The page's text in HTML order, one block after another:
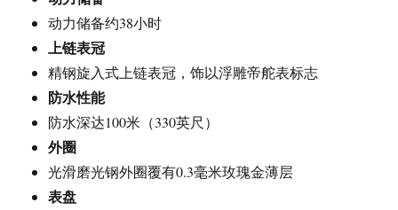
动力储备约38小时
上链表冠
精钢旋入式上链表冠，饰以浮雕帝舵表标志
防水性能
防水深达100米（330英尺）
外圈
光滑磨光钢外圈覆有0.3毫米玫瑰金薄层
表盘